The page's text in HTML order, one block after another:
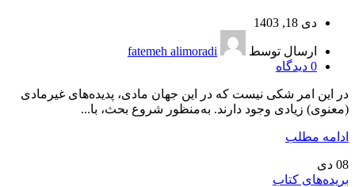
دی 18, 1403
ارسال توسط
fatemeh alimoradi
0 دیدگاه
در این امر شکی نیست که در این جهان مادی، پدیده‌های غیرمادی
(معنوی) زیادی وجود دارند. به‌منظور شروع بحث، با...
ادامه مطلب
08 دی
بریده‌های کتاب